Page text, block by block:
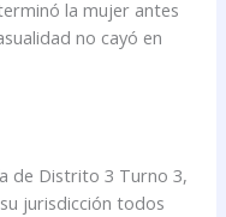
la mujer antes
no cayó en
de Distrito 3 Turno 3,
jurisdicción todos